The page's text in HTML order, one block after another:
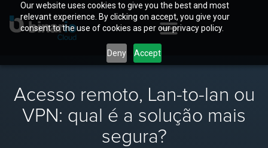
Our website uses cookies to give you the best and most
relevant experience. By clicking on accept, you give your
consent to the use of cookies as per our privacy policy.
Deny Accept
Acesso remoto, Lan-to-lan ou
VPN: qual é a solução mais
segura?